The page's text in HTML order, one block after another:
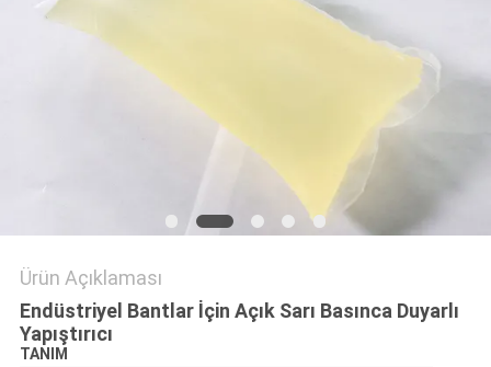
Ürün Açıklaması
Endüstriyel Bantlar İçin Açık Sarı Basınca Duyarlı
Yapıştırıcı
TANIM